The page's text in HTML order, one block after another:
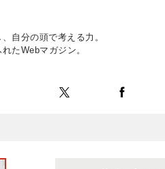
自分の頭で考える力。
たWebマガジン。